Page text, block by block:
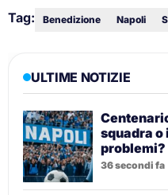
Tag: Benedizione Napoli
ULTIME NOTIZIE
squadra o
problemi?
36 secondi fa